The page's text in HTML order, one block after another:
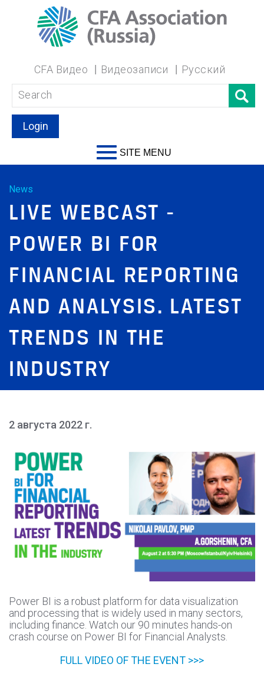
CFA Видео Видеозаписи Русский
Login
SITE MENU
News
LIVE WEBCAST -
POWER BI FOR
FINANCIAL REPORTING
AND ANALYSIS. LATEST
TRENDS IN THE
INDUSTRY
2 августа 2022 г.
Power BI is a robust platform for data visualization
and processing that is widely used in many sectors,
including finance. Watch our 90 minutes hands-on
crash course on Power BI for Financial Analysts.
FULL VIDEO OF THE EVENT >>>